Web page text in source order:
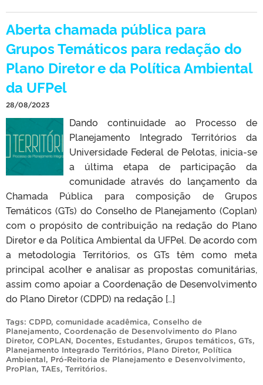
Aberta chamada pública para
Grupos Temáticos para redação do
Plano Diretor e da Política Ambiental
da UFPel
28/08/2023
Dando continuidade ao Processo de
Planejamento Integrado Territórios da
Universidade Federal de Pelotas, inicia-se
a última etapa de participação da
comunidade através do lançamento da
Chamada Pública para composição de Grupos
Temáticos (GTs) do Conselho de Planejamento (Coplan)
com o propósito de contribuição na redação do Plano
Diretor e da Política Ambiental da UFPel. De acordo com
a metodologia Territórios, os GTs têm como meta
principal acolher e analisar as propostas comunitárias,
assim como apoiar a Coordenação de Desenvolvimento
do Plano Diretor (CDPD) na redação […]
Tags: CDPD, comunidade acadêmica, Conselho de
Planejamento, Coordenação de Desenvolvimento do Plano
Diretor, COPLAN, Docentes, Estudantes, Grupos temáticos, GTs,
Planejamento Integrado Territórios, Plano Diretor, Política
Ambiental, Pró-Reitoria de Planejamento e Desenvolvimento,
ProPlan, TAEs, Territórios.